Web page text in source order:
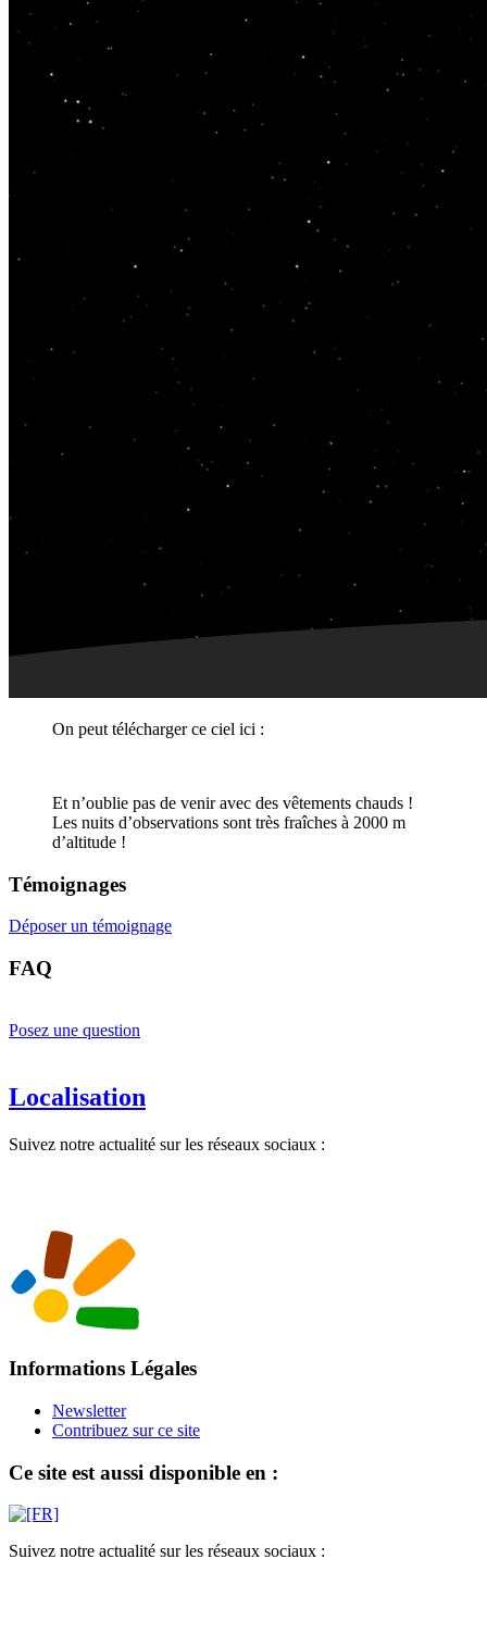
On peut télécharger ce ciel ici :
Et n’oublie pas de venir avec des vêtements chauds !
Les nuits d’observations sont très fraîches à 2000 m
d’altitude !
Témoignages
Déposer un témoignage
FAQ
Posez une question
Localisation
Suivez notre actualité sur les réseaux sociaux :
Informations Légales
Newsletter
Contribuez sur ce site
Ce site est aussi disponible en :
Suivez notre actualité sur les réseaux sociaux :